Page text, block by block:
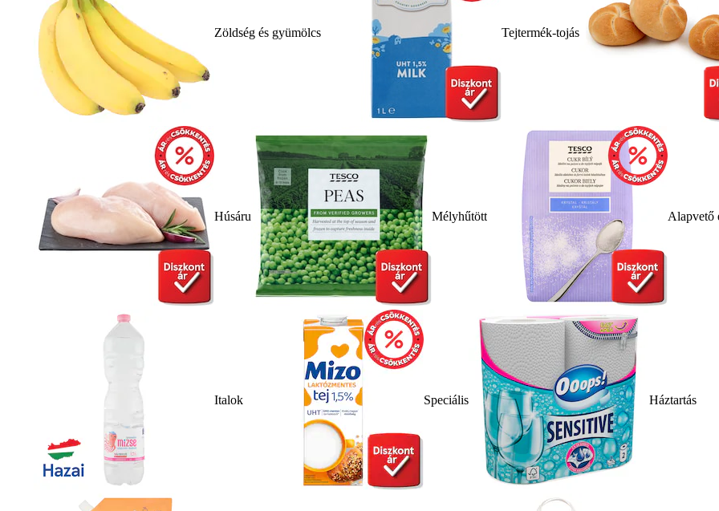
Zöldség és gyümölcs Tejtermék-tojás
Húsáru Mélyhűtött Alapvető
Italok Speciális Háztartás